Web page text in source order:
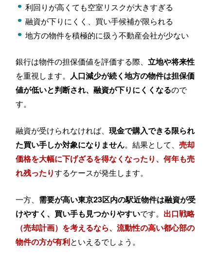
利回りが高くても空室リスクが大きすぎる
融資が下りにくく、買い手候補が限られる
地方の物件を積極的に扱う不動産会社が少ない
銀行は物件の担保価値を評価する際、立地や将来性
を重視します。 人口減少が続く地方の物件は担保価
値が低いと判断され、融資が下りにくくなるので
す。
融資が受けられなければ、現金で購入できる限られ
た買い手しか対象になりません。結果として、売却
価格を大幅に下げざるを得なくなったり、何年も売
れ残ったりするケースが発生します。
一方、 需要が高い東京23区内の駅近物件は融資が受
けやすく、買い手も見つかりやすいです。 出口戦略
（売却計画）を考えるなら、流動性の高い都心部の
物件の方が有利といえるでしょう。